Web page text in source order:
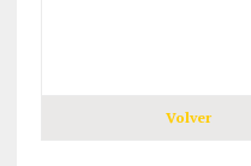
Volver